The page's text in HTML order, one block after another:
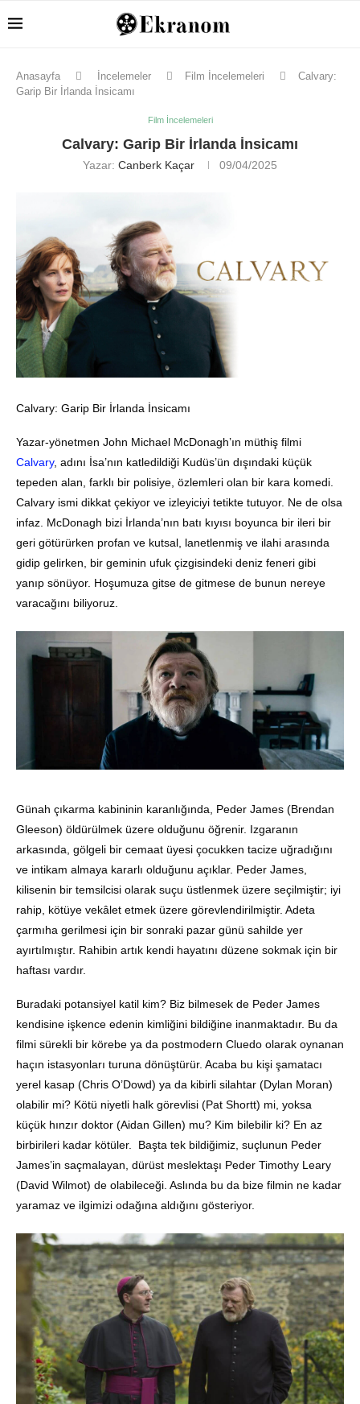
Anasayfa İncelemeler Film İncelemeleri
Calvary:
Garip Bir İrlanda İnsicamı
Film İncelemeleri
Calvary: Garip Bir İrlanda İnsicamı
Yazar: Canberk Kaçar 09/04/2025
Calvary: Garip Bir İrlanda İnsicamı
Yazar-yönetmen John Michael McDonagh’ın müthiş filmi
Calvary, adını İsa’nın katledildiği Kudüs’ün dışındaki küçük
tepeden alan, farklı bir polisiye, özlemleri olan bir kara komedi.
Calvary ismi dikkat çekiyor ve izleyiciyi tetikte tutuyor. Ne de olsa
infaz. McDonagh bizi İrlanda’nın batı kıyısı boyunca bir ileri bir
geri götürürken profan ve kutsal, lanetlenmiş ve ilahi arasında
gidip gelirken, bir geminin ufuk çizgisindeki deniz feneri gibi
yanıp sönüyor. Hoşumuza gitse de gitmese de bunun nereye
varacağını biliyoruz.
Günah çıkarma kabininin karanlığında, Peder James (Brendan
Gleeson) öldürülmek üzere olduğunu öğrenir. Izgaranın
arkasında, gölgeli bir cemaat üyesi çocukken tacize uğradığını
ve intikam almaya kararlı olduğunu açıklar. Peder James,
kilisenin bir temsilcisi olarak suçu üstlenmek üzere seçilmiştir; iyi
rahip, kötüye vekâlet etmek üzere görevlendirilmiştir. Adeta
çarmıha gerilmesi için bir sonraki pazar günü sahilde yer
ayırtılmıştır. Rahibin artık kendi hayatını düzene sokmak için bir
haftası vardır.
Buradaki potansiyel katil kim? Biz bilmesek de Peder James
kendisine işkence edenin kimliğini bildiğine inanmaktadır. Bu da
filmi sürekli bir körebe ya da postmodern Cluedo olarak oynanan
haçın istasyonları turuna dönüştürür. Acaba bu kişi şamatacı
yerel kasap (Chris O’Dowd) ya da kibirli silahtar (Dylan Moran)
olabilir mi? Kötü niyetli halk görevlisi (Pat Shortt) mi, yoksa
küçük hınzır doktor (Aidan Gillen) mu? Kim bilebilir ki? En az
birbirileri kadar kötüler. Başta tek bildiğimiz, suçlunun Peder
James’in saçmalayan, dürüst meslektaşı Peder Timothy Leary
(David Wilmot) de olabileceği. Aslında bu da bize filmin ne kadar
yaramaz ve ilgimizi odağına aldığını gösteriyor.